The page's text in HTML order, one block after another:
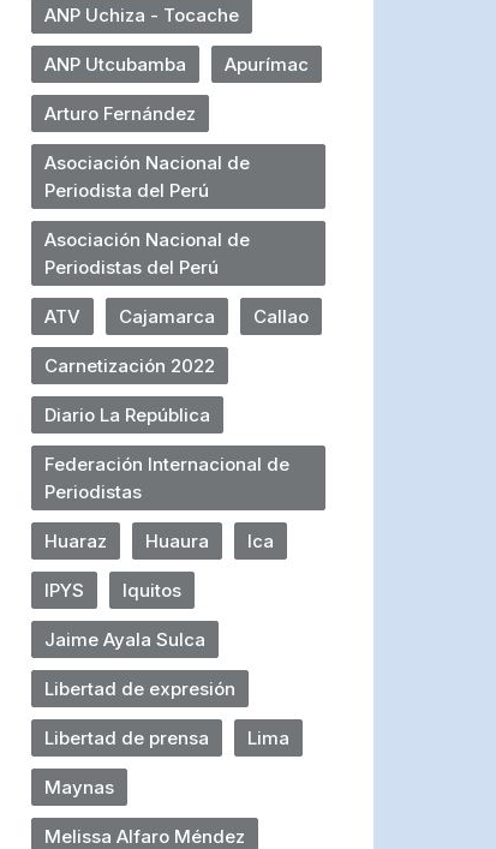
ANP Uchiza - Tocache
ANP Utcubamba Apurímac
Arturo Fernández
Asociación Nacional de
Periodista del Perú
Asociación Nacional de
Periodistas del Perú
ATV Cajamarca Callao
Carnetización 2022
Diario La República
Federación Internacional de
Periodistas
Huaraz Huaura Ica
IPYS Iquitos
Jaime Ayala Sulca
Libertad de expresión
Libertad de prensa Lima
Maynas
Melissa Alfaro Méndez